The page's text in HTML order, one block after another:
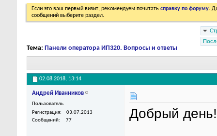
Если это ваш первый визит, рекомендуем почитать справку по форуму.
сообщений выберите раздел.
Тема: Панели оператора ИП320. Вопросы и ответы
02.08.2018, 13:14
Андрей Иванников
Пользователь
Регистрация
03.07.2013
Сообщений
77 Добрый день!